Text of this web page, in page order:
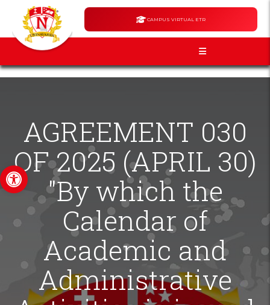
Open toolbar
CAMPUS VIRTUAL ETR
AGREEMENT 030
OF 2025 (APRIL 30)
"By which the
Calendar of
Academic and
Administrative